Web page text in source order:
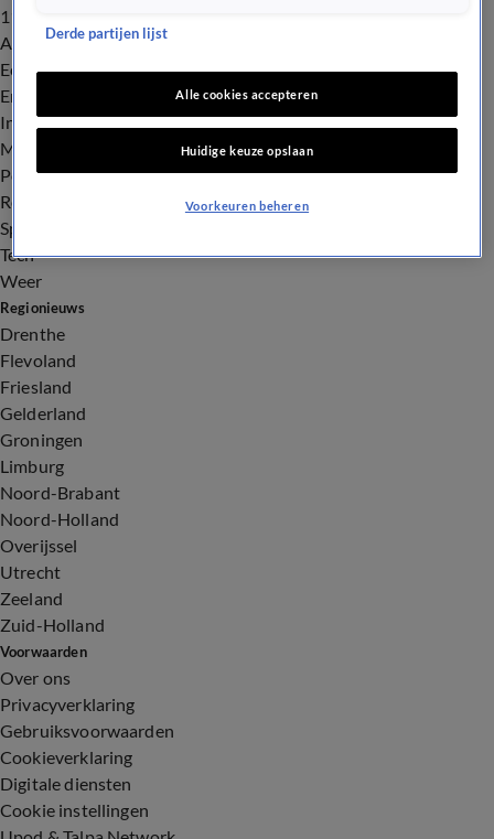
112
Advies & Tips
Economie
Entertainment
Infrastructuur
Milieu en Gezondheid
Politiek
Royalty
Sport
Tech
Weer
Regionieuws
Drenthe
Flevoland
Friesland
Gelderland
Groningen
Limburg
Noord-Brabant
Noord-Holland
Overijssel
Utrecht
Zeeland
Zuid-Holland
Voorwaarden
Over ons
Privacyverklaring
Gebruiksvoorwaarden
Cookieverklaring
Digitale diensten
Cookie instellingen
Derde partijen lijst
Alle cookies accepteren
Huidige keuze opslaan
Voorkeuren beheren